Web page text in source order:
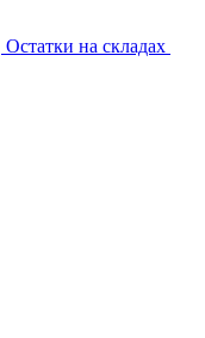
Остатки на складах